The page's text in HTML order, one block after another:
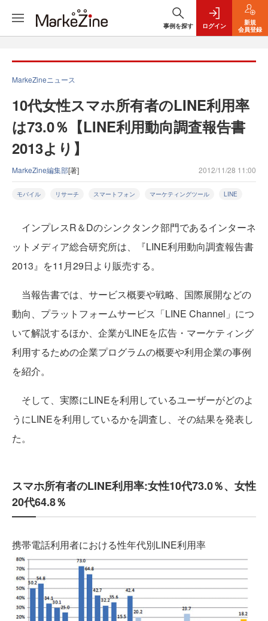
事例を探す ログイン
新規
会員登録
MarkeZineニュース
10代女性スマホ所有者のLINE利用率
は73.0％【LINE利用動向調査報告書
2013より】
MarkeZine編集部[著] 2012/11/28 11:00
モバイル リサーチ スマートフォン マーケティングツール LINE
インプレスR＆Dのシンクタンク部門であるインターネ
ットメディア総合研究所は、『LINE利用動向調査報告書
2013』を11月29日より販売する。
当報告書では、サービス概要や戦略、国際展開などの
動向、プラットフォームサービス「LINE Channel」につ
いて解説するほか、企業がLINEを広告・マーケティング
利用するための企業プログラムの概要や利用企業の事例
を紹介。
そして、実際にLINEを利用しているユーザーがどのよ
うにLINEを利用しているかを調査し、その結果を発表し
た。
スマホ所有者のLINE利用率:女性10代73.0％、女性
20代64.8％
携帯電話利用者における性年代別LINE利用率